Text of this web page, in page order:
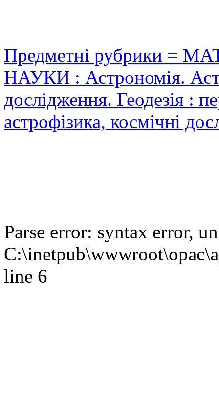
Предметні рубрики =
НАУКИ : Астрономія.
дослідження. Геодезія :
астрофізика, космічні
Parse error: syntax error,
line 6